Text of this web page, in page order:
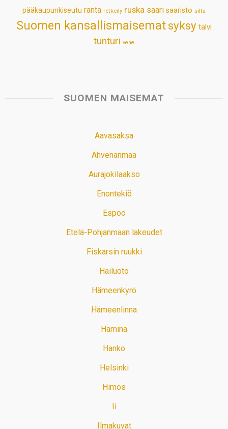
pääkaupunkiseutu ranta retkeily ruska saari saaristo silta
Suomen kansallismaisematsyksy talvi
tunturi vene
SUOMEN MAISEMAT
Aavasaksa
Ahvenanmaa
Aurajokilaakso
Enontekiö
Espoo
Etelä-Pohjanmaan lakeudet
Fiskarsin ruukki
Hailuoto
Hämeenkyrö
Hämeenlinna
Hamina
Hanko
Helsinki
Himos
Ii
Ilmakuvat